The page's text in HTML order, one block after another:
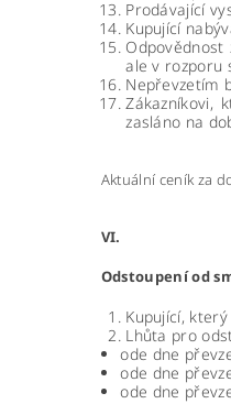
Prodávající
Kupující
ale v rozporu
Nepřevzetím
Zákazníkovi,
zasláno na
Aktuální ceník za
VI.
Odstoupení od
Kupující,
Lhůta pro
ode dne
ode dne
ode dne